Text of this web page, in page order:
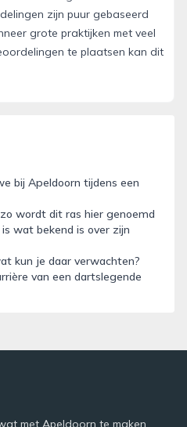
zijn puur gebaseerd
grote praktijken met veel
te plaatsen kan dit
bij Apeldoorn tijdens een
wordt dit ras hier genoemd
wat bekend is over zijn
kun je daar verwachten?
van een dartslegende
met Apeldoorn te maken